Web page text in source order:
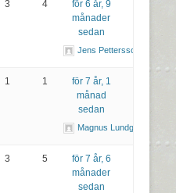
3 4
för 6 år, 9
månader
sedan
Jens Pettersson
1 1
för 7 år, 1
månad
sedan
Magnus Lundgren
3 5
för 7 år, 6
månader
sedan